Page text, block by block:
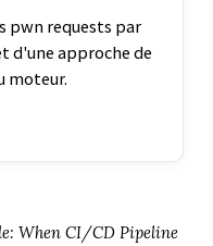
pwn requests par
d'une approche de
moteur.
When CI/CD Pipeline